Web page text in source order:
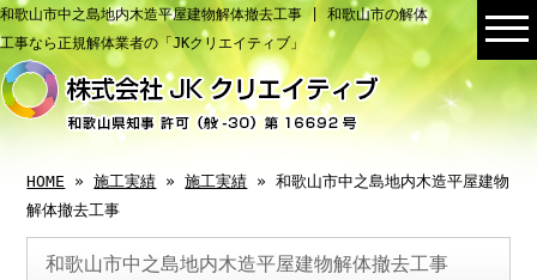
和歌山市中之島地内木造平屋建物解体撤去工事 | 和歌山市の解体
工事なら正規解体業者の「JKクリエイティブ」
HOME »施工実績 »施工実績 » 和歌山市中之島地内木造平屋建物
解体撤去工事
和歌山市中之島地内木造平屋建物解体撤去工事